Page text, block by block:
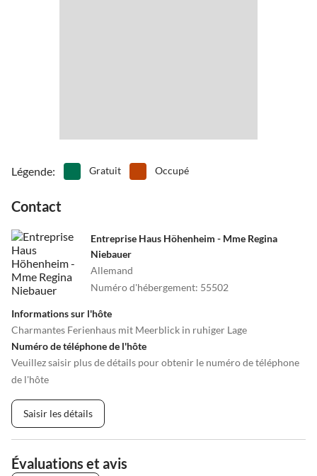
Légende: Gratuit Occupé
Contact
Entreprise Haus Höhenheim - Mme Regina
Niebauer
Allemand
Numéro d'hébergement: 55502
Informations sur l'hôte
Charmantes Ferienhaus mit Meerblick in ruhiger Lage
Numéro de téléphone de l'hôte
Veuillez saisir plus de détails pour obtenir le numéro de téléphone
de l'hôte
Saisir les détails
Évaluations et avis